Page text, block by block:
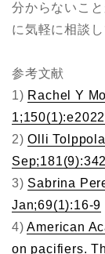
分からないこ
に気軽に相談
参考文献
1) Rachel Y
2)Olli
3) Sabrina
Jan;69(1):16-9
4)American
on pacifiers.